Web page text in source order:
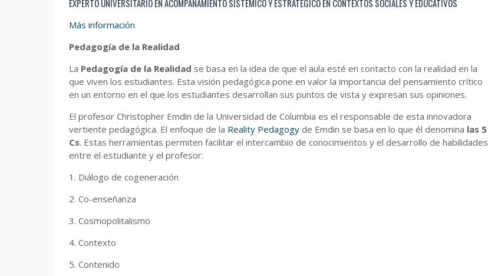
EXPERTO UNIVERSITARIO EN ACOMPAÑAMIENTO SISTÉMICO Y ESTRATÉGICO EN CONTEXTOS SOCIALES Y EDUCATIVOS
Más información
Pedagogía de la Realidad
La Pedagogía de la Realidad se basa en la idea de que el aula esté en contacto con la realidad en la
que viven los estudiantes. Esta visión pedagógica pone en valor la importancia del pensamiento crítico
en un entorno en el que los estudiantes desarrollan sus puntos de vista y expresan sus opiniones.
El profesor Christopher Emdin de la Universidad de Columbia es el responsable de esta innovadora
vertiente pedagógica. El enfoque de la Reality Pedagogy de Emdin se basa en lo que él denomina las 5
Cs. Estas herramientas permiten facilitar el intercambio de conocimientos y el desarrollo de habilidades
entre el estudiante y el profesor:
1. Diálogo de cogeneración
2. Co-enseñanza
3. Cosmopolitalismo
4. Contexto
5. Contenido